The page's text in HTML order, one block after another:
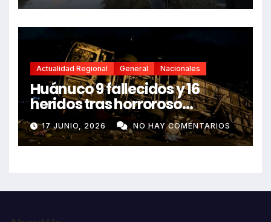
Actualidad Regional General Nacionales
Huánuco 9 fallecidos y 16
heridos tras horroroso
despiste de bus Real Chancas
que impactó contra vivienda
17 JUNIO, 2026 NO HAY COMENTARIOS